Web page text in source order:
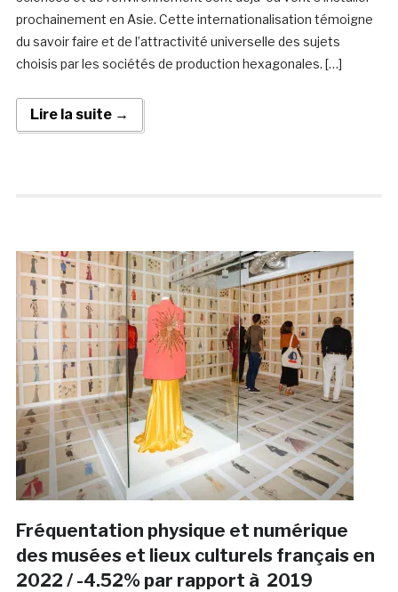
prochainement en Asie. Cette internationalisation témoigne
du savoir faire et de l’attractivité universelle des sujets
choisis par les sociétés de production hexagonales. […]
Lire la suite →
Fréquentation physique et numérique
des musées et lieux culturels français en
2022 / -4.52% par rapport à 2019